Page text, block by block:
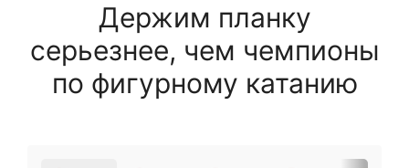
Держим планку
серьезнее, чем чемпионы
по фигурному катанию